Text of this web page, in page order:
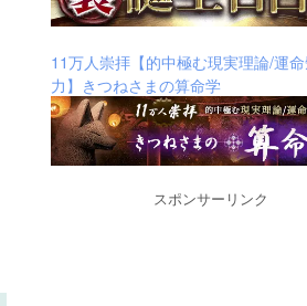
11万人崇拝【的中極む現実理論/運
力】きつねさまの算命学
スポンサーリンク